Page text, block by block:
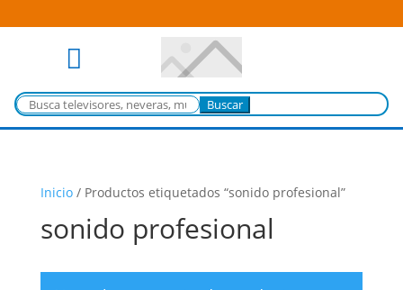

Buscar:
Inicio/ Productos etiquetados “sonido profesional”
sonido profesional